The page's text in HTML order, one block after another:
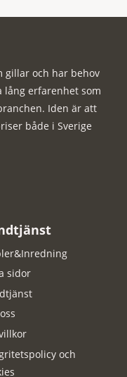
gillar och har behov
lång erfarenhet som
Iden är att
både i Sverige
sidor
och